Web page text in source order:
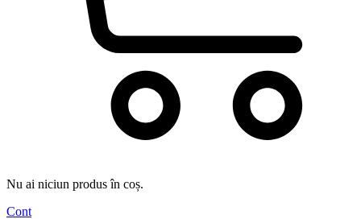
Nu ai niciun produs în coș.
Cont